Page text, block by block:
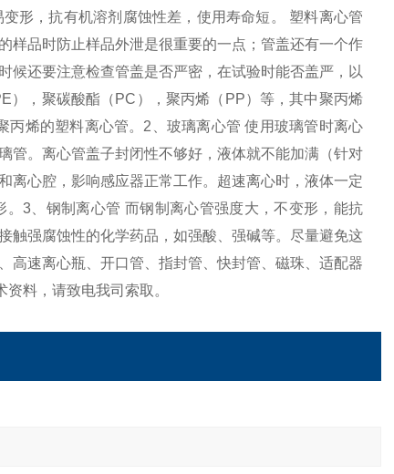
形，抗有机溶剂腐蚀性差，使用寿命短。 塑料离心管
样品时防止样品外泄是很重要的一点；管盖还有一个作
候还要注意检查管盖是否严密，在试验时能否盖严，以
），聚碳酸酯（PC），聚丙烯（PP）等，其中聚丙烯
烯的塑料离心管。2、玻璃离心管 使用玻璃管时离心
管。离心管盖子封闭性不够好，液体就不能加满（针对
离心腔，影响感应器正常工作。超速离心时，液体一定
3、钢制离心管 而钢制离心管强度大，不变形，能抗
触强腐蚀性的化学药品，如强酸、强碱等。尽量避免这
高速离心瓶、开口管、指封管、快封管、磁珠、适配器
料，请致电我司索取。